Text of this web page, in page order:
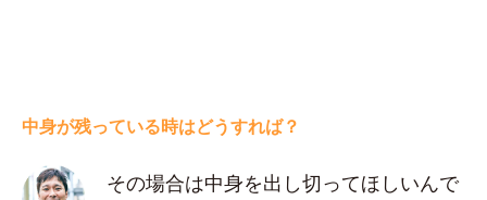
中身が残っている時はどうすれば？
その場合は中身を出し切ってほしいんで